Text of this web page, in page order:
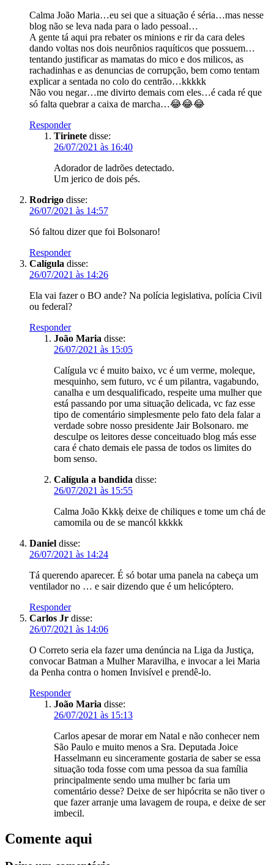
Calma João Maria…eu sei que a situação é séria…mas nesse
blog não se leva nada para o lado pessoal…
A gente tá aqui pra rebater os minions e rir da cara deles
dando voltas nos dois neurônios raquíticos que possuem…
tentando justificar as mamatas do mico e dos milicos, as
rachadinhas e as denuncias de corrupção, bem como tentam
explicar a sentada no colo do centrão…kkkkk
Não vou negar…me divirto demais com eles…é cada ré que
só falta quebrar a caixa de marcha…😂😂😂
Responder
Tirinete disse:
26/07/2021 às 16:40
Adorador de ladrões detectado.
Um jerico de dois pés.
Rodrigo disse:
26/07/2021 às 14:57
Só faltou dizer que foi Bolsonaro!
Responder
Calígula disse:
26/07/2021 às 14:26
Ela vai fazer o BO ande? Na polícia legislativa, polícia Civil
ou federal?
Responder
João Maria disse:
26/07/2021 às 15:05
Calígula vc é muito baixo, vc é um verme, moleque,
mesquinho, sem futuro, vc é um pilantra, vagabundo,
canalha e um desqualificado, respeite uma mulher que
está passando por uma situação delicada, vc faz esse
tipo de comentário simplesmente pelo fato dela falar a
verdade sobre nosso presidente Jair Bolsonaro. me
desculpe os leitores desse conceituado blog más esse
cara é chato demais ele passa de todos os limites do
bom senso.
Calígula a bandida disse:
26/07/2021 às 15:55
Calma João Kkkķ deixe de chiliques e tome um chá de
camomila ou de se mancól kkkkk
Daniel disse:
26/07/2021 às 14:24
Tá querendo aparecer. É só botar uma panela na cabeça um
ventilador no … e sair dizendo que é um helicóptero.
Responder
Carlos Jr disse:
26/07/2021 às 14:06
O Correto seria ela fazer uma denúncia na Liga da Justiça,
convocar Batman a Mulher Maravilha, e invocar a lei Maria
da Penha contra o homen Invisível e prendê-lo.
Responder
João Maria disse:
26/07/2021 às 15:13
Carlos apesar de morar em Natal e não conhecer nem
São Paulo e muito menos a Sra. Deputada Joice
Hasselmann eu sinceramente gostaria de saber se essa
situação toda fosse com uma pessoa da sua família
principalmente sendo uma mulher bc faria um
comentário desse? Deixe de ser hipócrita se não tiver o
que fazer arranje uma lavagem de roupa, e deixe de ser
imbecil.
Comente aqui